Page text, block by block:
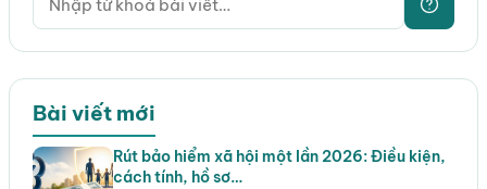
Bài viết mới
Rút bảo hiểm xã hội một lần 2026: Điều kiện,
cách tính, hồ sơ…